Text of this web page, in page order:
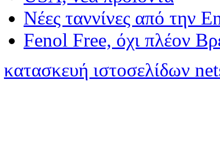
Νέες ταννίνες από την
Fenol Free, όχι πλέον
κατασκευή ιστοσελίδων